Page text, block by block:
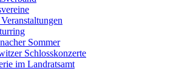
Sommer
Schlosskonzerte
im Landratsamt